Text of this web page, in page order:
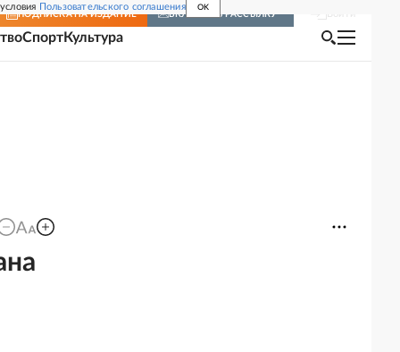
Пользовательского соглашения OK
ПОДПИСКА НА ИЗДАНИЕ ВКЛЮЧИТЬ РАССЫЛКУ
СпортКультура